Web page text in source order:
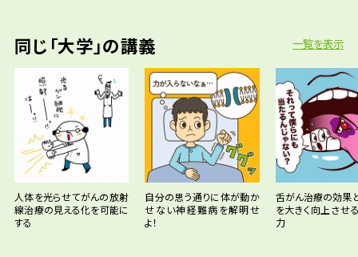
同じ「大学」の講義 一覧を表示
人体を光らせてがんの放射
線治療の見える化を可能に
する
自分の思う通りに体が動か
せない神経難病を解明せ
よ！
舌がん治療の効果
を大きく向上させ
力